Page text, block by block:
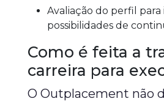
Avaliação do perfil para
possibilidades de
Como é feita a
carreira para
O Outplacement não